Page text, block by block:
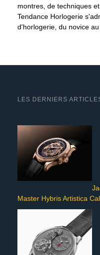
montres, de techniques
Tendance Horlogerie
d'horlogerie, du novice
LES DERNIERS
Master Hybris Artistica